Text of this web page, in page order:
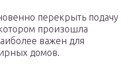
перекрыть подачу
произошла
важен для
домов.